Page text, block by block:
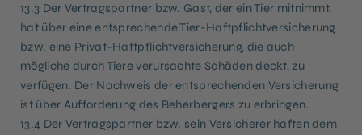
13.3 Der Vertragspartner bzw. Gast, der ein Tier mitnimmt,
hat über eine entsprechende Tier-Haftpflichtversicherung
bzw. eine Privat-Haftpflichtversicherung, die auch
mögliche durch Tiere verursachte Schäden deckt, zu
verfügen. Der Nachweis der entsprechenden Versicherung
ist über Aufforderung des Beherbergers zu erbringen.
13.4 Der Vertragspartner bzw. sein Versicherer haften dem